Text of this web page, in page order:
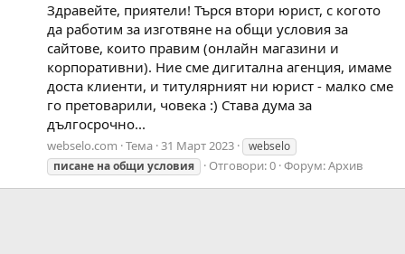
Здравейте, приятели! Търся втори юрист, с когото
да работим за изготвяне на общи условия за
сайтове, които правим (онлайн магазини и
корпоративни). Ние сме дигитална агенция, имаме
доста клиенти, и титулярният ни юрист - малко сме
го претоварили, човека :) Става дума за
дългосрочно...
webselo.com Тема 31 Март 2023
webselo
писане наобщи условия Отговори: 0 Форум:Архив